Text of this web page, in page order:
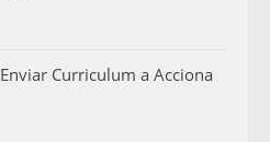
Enviar Curriculum a Acciona